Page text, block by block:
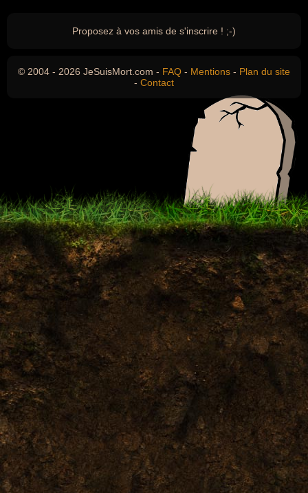
Proposez à vos amis de s'inscrire ! ;-)
© 2004 - 2026 JeSuisMort.com - FAQ - Mentions - Plan du site
- Contact